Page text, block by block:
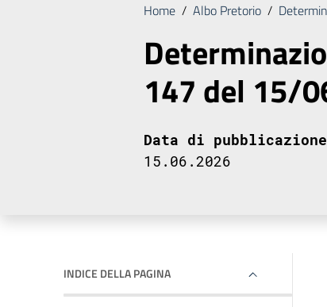
Home / Albo Pretorio /
147 del 15/
Data di pubblicazione
15.06.2026
INDICE DELLA PAGINA